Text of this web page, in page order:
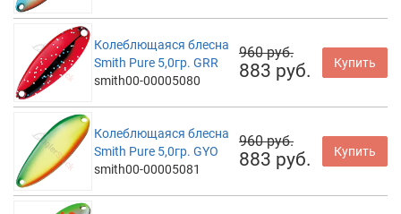
Колеблющаяся блесна
Smith Pure 5,0гр. GRR
smith00-00005080
960 руб.
883 руб. Купить
Колеблющаяся блесна
Smith Pure 5,0гр. GYO
smith00-00005081
960 руб.
883 руб. Купить